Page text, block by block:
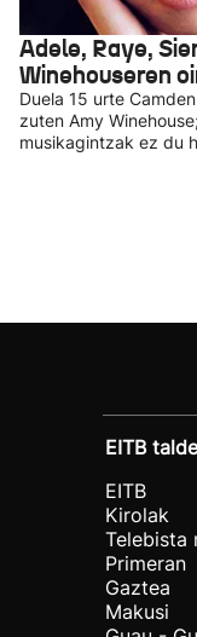
Adele, Raye,
Winehouseren
Duela 15 urte
zuten Amy
musikagintzak ez du
EITB
EITB
Kirolak
Telebista
Primeran
Gaztea
Makusi